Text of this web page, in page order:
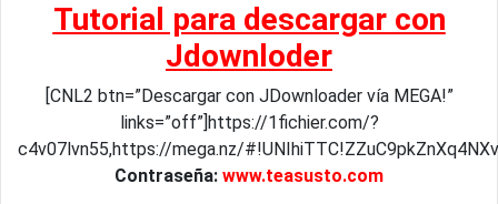
Tutorial para descargar con
Jdownloder
[CNL2 btn=”Descargar con JDownloader vía MEGA!”
links=”off”]https://1fichier.com/?
c4v07lvn55,https://mega.nz/
Contraseña: www.teasusto.com